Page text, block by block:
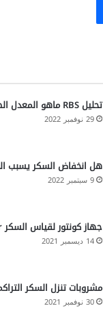
تحليل RBS ماهو المعدل الطبيعي ؟
29 نوفمبر 2022
هل انخفاض السكر يسبب
9 سبتمبر 2022
جهاز كونتور لقياس السكر Contour
14 ديسمبر 2021
مشروبات تنزل السكر
30 نوفمبر 2021